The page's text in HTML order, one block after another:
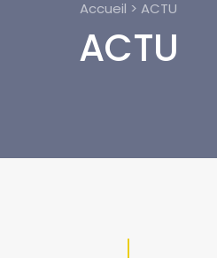
Accueil > ACTU
ACTU